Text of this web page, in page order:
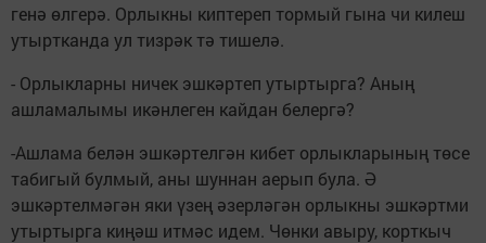
генә өлгерә. Орлыкны киптереп тормый гына чи килеш
утыртканда ул тизрәк тә тишелә.
- Орлыкларны ничек эшкәртеп утыртырга? Аның
ашламалымы икәнлеген кайдан белергә?
-Ашлама белән эшкәртелгән кибет орлыкларының төсе
табигый булмый, аны шуннан аерып була. Ә
эшкәртелмәгән яки үзең әзерләгән орлыкны эшкәртми
утыртырга киңәш итмәс идем. Чөнки авыру, корткыч